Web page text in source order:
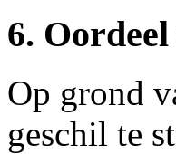
6.
Op grond
geschil te